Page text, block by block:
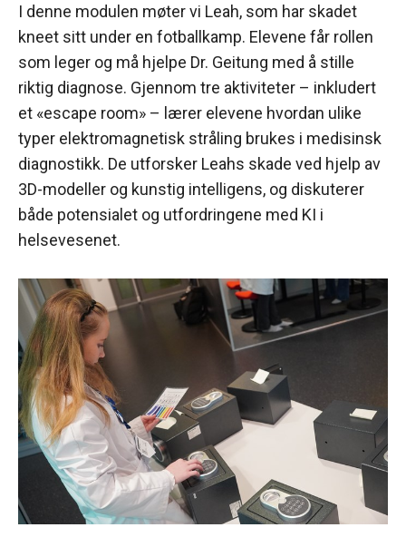
I denne modulen møter vi Leah, som har skadet
kneet sitt under en fotballkamp. Elevene får rollen
som leger og må hjelpe Dr. Geitung med å stille
riktig diagnose. Gjennom tre aktiviteter – inkludert
et «escape room» – lærer elevene hvordan ulike
typer elektromagnetisk stråling brukes i medisinsk
diagnostikk. De utforsker Leahs skade ved hjelp av
3D-modeller og kunstig intelligens, og diskuterer
både potensialet og utfordringene med KI i
helsevesenet.